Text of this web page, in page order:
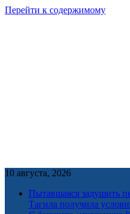
Перейти к содержимому
10 августа, 2026
Пытавшаяся задушить
Тагила получила